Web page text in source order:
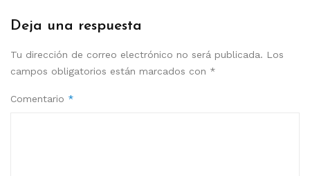
Deja una respuesta
Tu dirección de correo electrónico no será publicada. Los
campos obligatorios están marcados con *
Comentario *